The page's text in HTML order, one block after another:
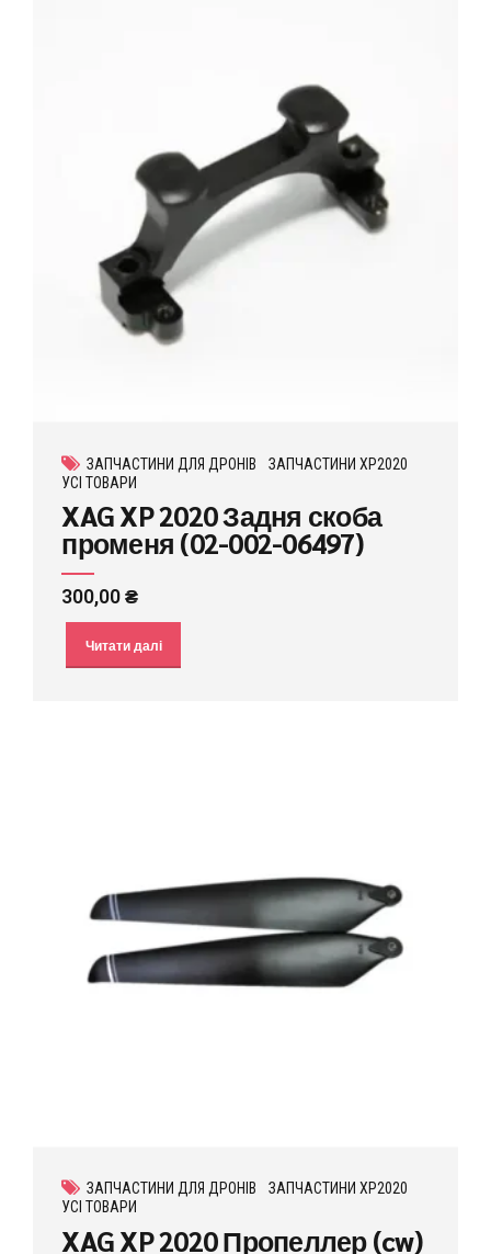
ЗАПЧАСТИНИ ДЛЯ ДРОНІВ
ЗАПЧАСТИНИ XP2020
УСІ ТОВАРИ
XAG XP 2020 Задня скоба
променя (02-002-06497)
300,00₴
Читати далі
ЗАПЧАСТИНИ ДЛЯ ДРОНІВ
ЗАПЧАСТИНИ XP2020
УСІ ТОВАРИ
XAG XP 2020 Пропеллер (cw)